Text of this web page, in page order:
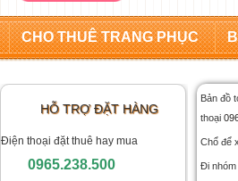
CHO THUÊ TRANG PHỤC
HỖ TRỢ ĐẶT HÀNG
Điện thoại đặt thuê hay mua
0965.238.500
Bản đồ
thoại
Chổ để
Đi nhóm